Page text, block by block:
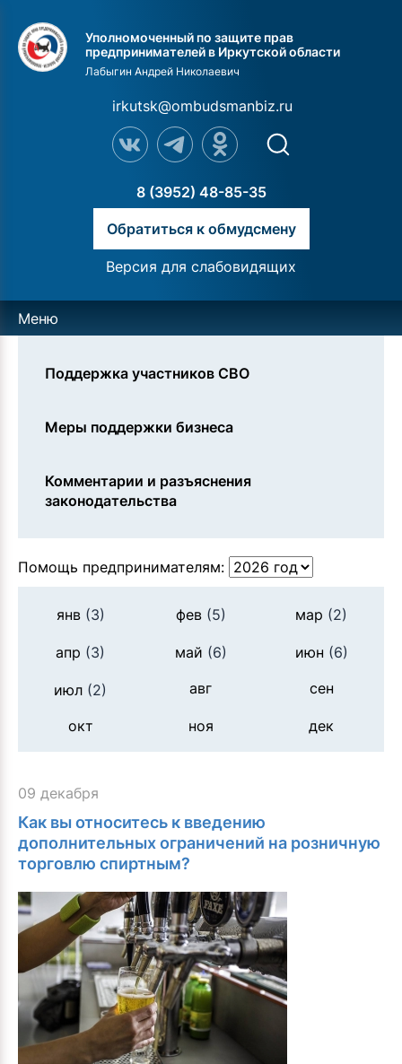
Уполномоченный по защите прав
предпринимателей в Иркутской области
Лабыгин Андрей Николаевич
irkutsk@ombudsmanbiz.ru
8 (3952) 48-85-35
Обратиться к обмудсмену
Версия для слабовидящих
Меню
Поддержка участников СВО
Меры поддержки бизнеса
Комментарии и разъяснения
законодательства
Помощь предпринимателям:
янв(3) фев(5) мар (2)
апр (3) май (6) июн (6)
июл (2) авг сен
окт ноя дек
09 декабря
Как вы относитесь к введению
дополнительных ограничений на розничную
торговлю спиртным?